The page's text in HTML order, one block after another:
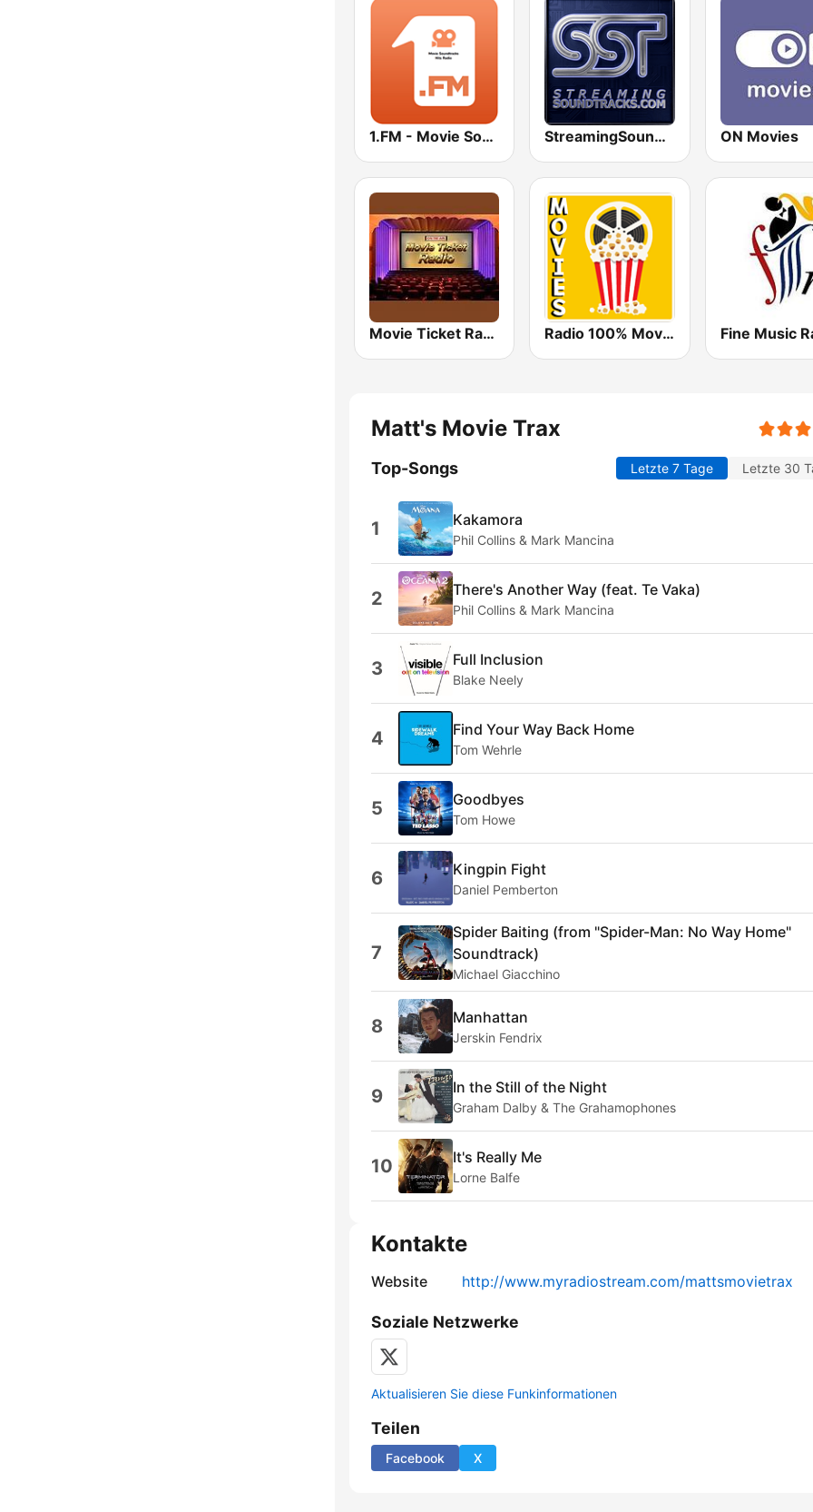
1.FM - Movie Soundtracks Hits StreamingSoundtracks.com ON Movies
Movie Ticket Radio Radio 100% Movies
Matt's Movie Trax
Top-Songs Letzte 7 Tage Letzte 30
1 Kakamora
Phil Collins & Mark Mancina
2 There's Another Way (feat. Te Vaka)
Phil Collins & Mark Mancina
3 Full Inclusion
Blake Neely
4 Find Your Way Back Home
Tom Wehrle
5 Goodbyes
Tom Howe
6 Kingpin Fight
Daniel Pemberton
7
Spider Baiting (from "Spider-Man: No Way Home"
Soundtrack)
Michael Giacchino
8 Manhattan
Jerskin Fendrix
9 In the Still of the Night
Graham Dalby & The Grahamophones
10 It's Really Me
Lorne Balfe
Kontakte
Website http://www.myradiostream.com/mattsmovietrax
Soziale Netzwerke
Aktualisieren Sie diese Funkinformationen
Teilen
Facebook X